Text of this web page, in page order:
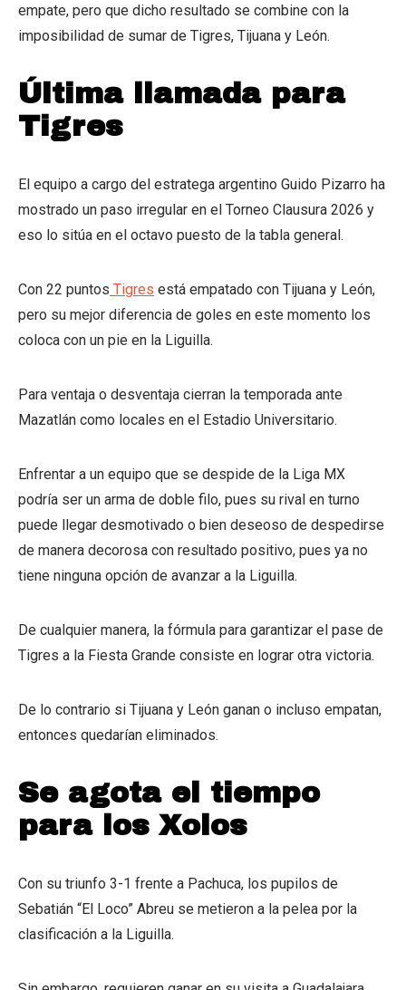
empate, pero que dicho resultado se combine con la
imposibilidad de sumar de Tigres, Tijuana y León.
Última llamada para
Tigres
El equipo a cargo del estratega argentino Guido Pizarro ha
mostrado un paso irregular en el Torneo Clausura 2026 y
eso lo sitúa en el octavo puesto de la tabla general.
Con 22 puntos Tigres está empatado con Tijuana y León,
pero su mejor diferencia de goles en este momento los
coloca con un pie en la Liguilla.
Para ventaja o desventaja cierran la temporada ante
Mazatlán como locales en el Estadio Universitario.
Enfrentar a un equipo que se despide de la Liga MX
podría ser un arma de doble filo, pues su rival en turno
puede llegar desmotivado o bien deseoso de despedirse
de manera decorosa con resultado positivo, pues ya no
tiene ninguna opción de avanzar a la Liguilla.
De cualquier manera, la fórmula para garantizar el pase de
Tigres a la Fiesta Grande consiste en lograr otra victoria.
De lo contrario si Tijuana y León ganan o incluso empatan,
entonces quedarían eliminados.
Se agota el tiempo
para los Xolos
Con su triunfo 3-1 frente a Pachuca, los pupilos de
Sebatián “El Loco” Abreu se metieron a la pelea por la
clasificación a la Liguilla.